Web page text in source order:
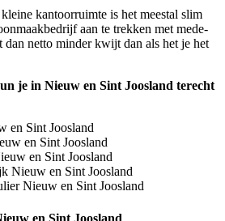
kantoorruimte is het meestal slim
aan te trekken met mede-
dan netto minder kwijt dan als het je het
je in Nieuw en Sint Joosland terecht
en Sint Joosland
en Sint Joosland
en Sint Joosland
Nieuw en Sint Joosland
Nieuw en Sint Joosland
en Sint Joosland